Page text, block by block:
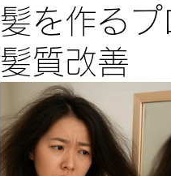
髪を作る
髪質改善